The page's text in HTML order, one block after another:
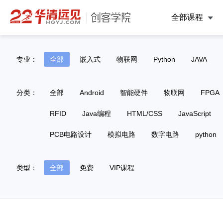
全部课程
专业： 全部 嵌入式 物联网 Python JAVA
分类： 全部 Android 智能硬件 物联网 FPGA
RFID Java编程 HTML/CSS JavaScript
PCB电路设计 模拟电路 数字电路 python
类型： 全部 免费 VIP课程